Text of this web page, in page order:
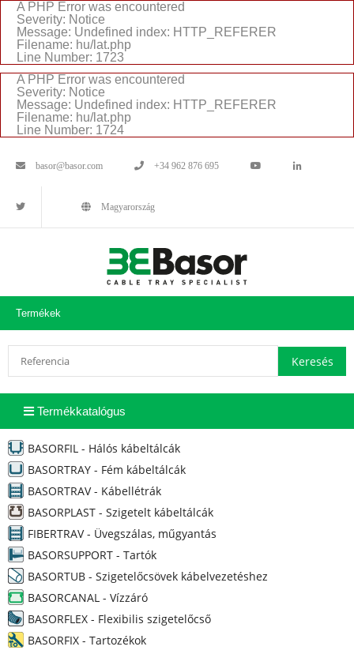
A PHP Error was encountered
Severity: Notice
Message: Undefined index: HTTP_REFERER
Filename: hu/lat.php
Line Number: 1723
A PHP Error was encountered
Severity: Notice
Message: Undefined index: HTTP_REFERER
Filename: hu/lat.php
Line Number: 1724
basor@basor.com +34 962 876 695
Magyarország
Termékek
Termékkatalógus
BASORFIL - Hálós kábeltálcák
BASORTRAY - Fém kábeltálcák
BASORTRAV - Kábellétrák
BASORPLAST - Szigetelt kábeltálcák
FIBERTRAV - Üvegszálas, műgyantás
BASORSUPPORT - Tartók
BASORTUB - Szigetelőcsövek kábelvezetéshez
BASORCANAL - Vízzáró
BASORFLEX - Flexibilis szigetelőcső
BASORFIX - Tartozékok